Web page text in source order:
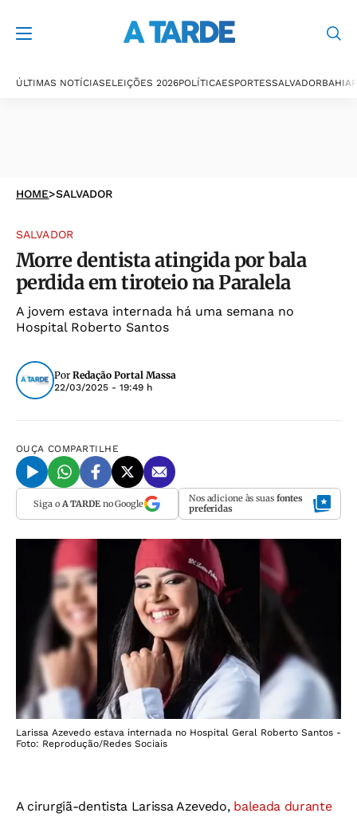
ÚLTIMAS NOTÍCIASELEIÇÕES 2026POLÍTICAESPORTESSALVADORBAHIA
HOME>SALVADOR
SALVADOR
Morre dentista atingida por bala
perdida em tiroteio na Paralela
A jovem estava internada há uma semana no
Hospital Roberto Santos
Por Redação Portal Massa
22/03/2025 - 19:49 h
OUÇA COMPARTILHE
Siga o A TARDEno Google Nos adicione às suas fontes
preferidas
Larissa Azevedo estava internada no Hospital Geral Roberto Santos -
Foto: Reprodução/Redes Sociais
A cirurgiã-dentista Larissa Azevedo, baleada durante